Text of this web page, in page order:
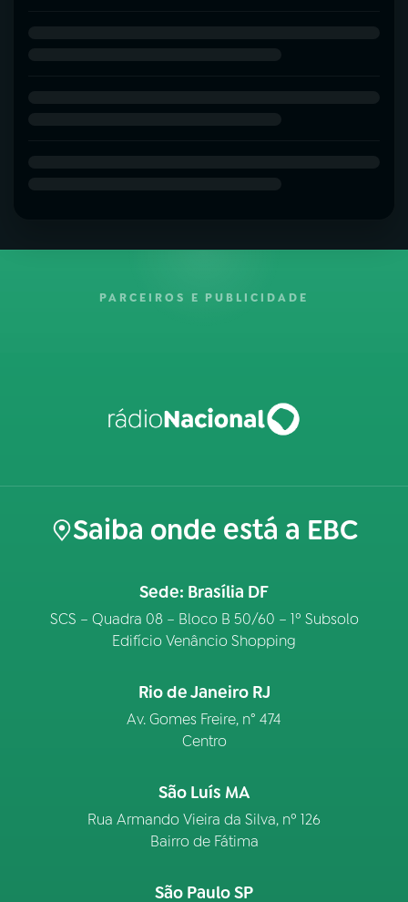
PARCEIROS E PUBLICIDADE
Saiba onde está a EBC
Sede: Brasília DF
SCS – Quadra 08 – Bloco B 50/60 – 1º Subsolo
Edifício Venâncio Shopping
Rio de Janeiro RJ
Av. Gomes Freire, n° 474
Centro
São Luís MA
Rua Armando Vieira da Silva, nº 126
Bairro de Fátima
São Paulo SP